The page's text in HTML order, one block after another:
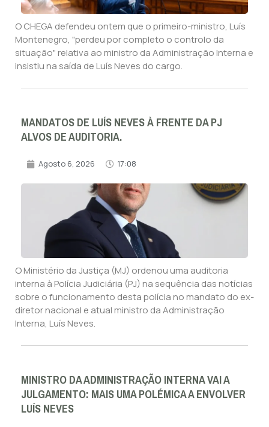
O CHEGA defendeu ontem que o primeiro-ministro, Luís
Montenegro, "perdeu por completo o controlo da
situação" relativa ao ministro da Administração Interna e
insistiu na saída de Luís Neves do cargo.
MANDATOS DE LUÍS NEVES À FRENTE DA PJ
ALVOS DE AUDITORIA.
Agosto 6, 2026 17:08
O Ministério da Justiça (MJ) ordenou uma auditoria
interna à Polícia Judiciária (PJ) na sequência das notícias
sobre o funcionamento desta polícia no mandato do ex-
diretor nacional e atual ministro da Administração
Interna, Luís Neves.
MINISTRO DA ADMINISTRAÇÃO INTERNA VAI A
JULGAMENTO: MAIS UMA POLÉMICA A ENVOLVER
LUÍS NEVES